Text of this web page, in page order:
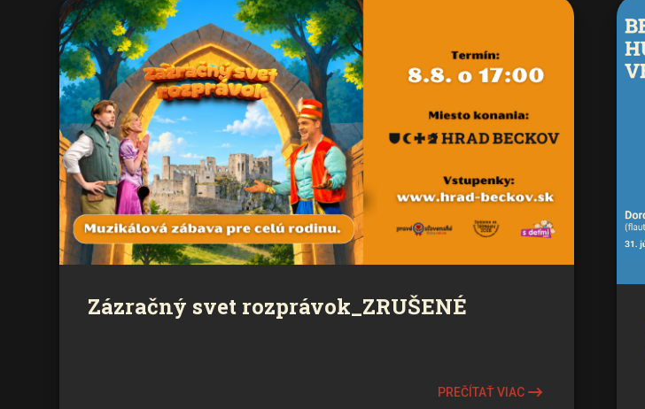
Zázračný svet rozprávok_ZRUŠENÉ
PREČÍTAŤ VIAC